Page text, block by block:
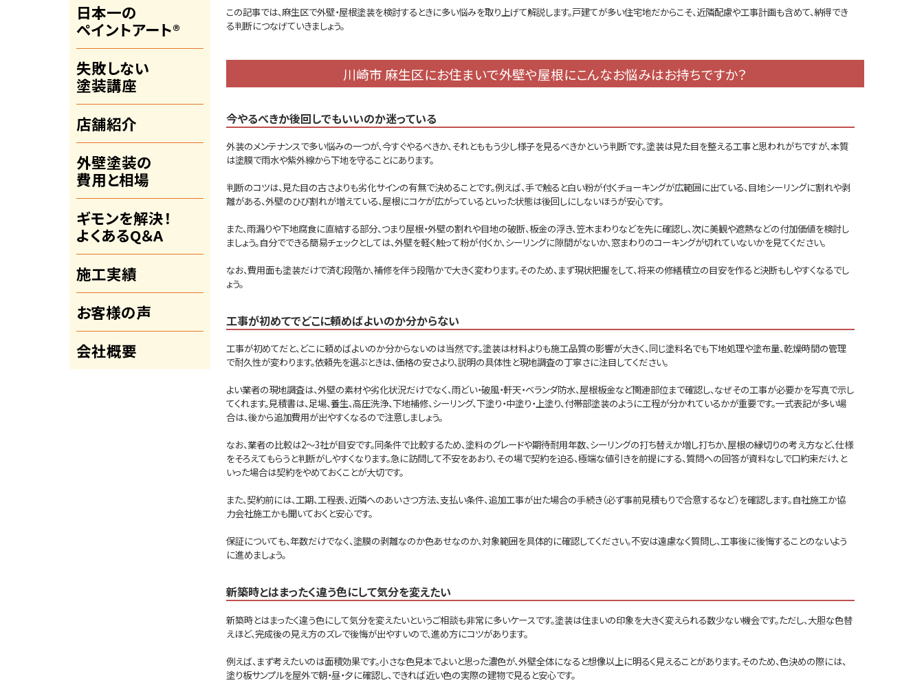
この記事では、麻生区で外壁・屋根塗装を検討するときに多い悩みを取り上げて解説します。戸建てが多い住宅地だからこそ、近隣配慮や工事計画も含めて、納得でき
る判断につなげていきましょう。
川崎市 麻生区にお住まいで外壁や屋根にこんなお悩みはお持ちですか？
今やるべきか後回しでもいいのか迷っている
外装のメンテナンスで多い悩みの一つが、今すぐやるべきか、それとももう少し様子を見るべきかという判断です。塗装は見た目を整える工事と思われがちですが、本質
は塗膜で雨水や紫外線から下地を守ることにあります。
判断のコツは、見た目の古さよりも劣化サインの有無で決めることです。例えば、手で触ると白い粉が付くチョーキングが広範囲に出ている、目地シーリングに割れや剥
離がある、外壁のひび割れが増えている、屋根にコケが広がっているといった状態は後回しにしないほうが安心です。
また、雨漏りや下地腐食に直結する部分、つまり屋根・外壁の割れや目地の破断、板金の浮き、笠木まわりなどを先に確認し、次に美観や遮熱などの付加価値を検討し
ましょう。自分でできる簡易チェックとしては、外壁を軽く触って粉が付くか、シーリングに隙間がないか、窓まわりのコーキングが切れていないかを見てください。
なお、費用面も塗装だけで済む段階か、補修を伴う段階かで大きく変わります。そのため、まず現状把握をして、将来の修繕積立の目安を作ると決断もしやすくなるでし
ょう。
工事が初めてでどこに頼めばよいのか分からない
工事が初めてだと、どこに頼めばよいのか分からないのは当然です。塗装は材料よりも施工品質の影響が大きく、同じ塗料名でも下地処理や塗布量、乾燥時間の管理
で耐久性が変わります。依頼先を選ぶときは、価格の安さより、説明の具体性と現地調査の丁寧さに注目してください。
よい業者の現地調査は、外壁の素材や劣化状況だけでなく、雨どい・破風・軒天・ベランダ防水、屋根板金など関連部位まで確認し、なぜその工事が必要かを写真で示し
てくれます。見積書は、足場、養生、高圧洗浄、下地補修、シーリング、下塗り・中塗り・上塗り、付帯部塗装のように工程が分かれているかが重要です。一式表記が多い場
合は、後から追加費用が出やすくなるので注意しましょう。
なお、業者の比較は2～3社が目安です。同条件で比較するため、塗料のグレードや期待耐用年数、シーリングの打ち替えか増し打ちか、屋根の縁切りの考え方など、仕様
をそろえてもらうと判断がしやすくなります。急に訪問して不安をあおり、その場で契約を迫る、極端な値引きを前提にする、質問への回答が資料なしで口約束だけ、と
いった場合は契約をやめておくことが大切です。
また、契約前には、工期、工程表、近隣へのあいさつ方法、支払い条件、追加工事が出た場合の手続き（必ず事前見積もりで合意するなど）を確認します。自社施工か協
力会社施工かも聞いておくと安心です。
保証についても、年数だけでなく、塗膜の剥離なのか色あせなのか、対象範囲を具体的に確認してください。不安は遠慮なく質問し、工事後に後悔することのないよう
に進めましょう。
新築時とはまったく違う色にして気分を変えたい
新築時とはまったく違う色にして気分を変えたいというご相談も非常に多いケースです。塗装は住まいの印象を大きく変えられる数少ない機会です。ただし、大胆な色替
えほど、完成後の見え方のズレで後悔が出やすいので、進め方にコツがあります。
例えば、まず考えたいのは面積効果です。小さな色見本でよいと思った濃色が、外壁全体になると想像以上に明るく見えることがあります。そのため、色決めの際には、
塗り板サンプルを屋外で朝・昼・夕に確認し、できれば近い色の実際の建物で見ると安心です。
日本一の
ペイントアート®
失敗しない
塗装講座
店舗紹介
外壁塗装の
費用と相場
ギモンを解決！
よくあるQ＆A
施工実績
お客様の声
会社概要